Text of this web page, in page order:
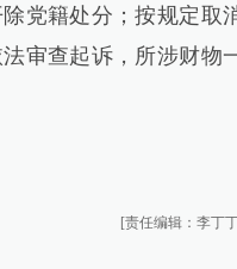
党籍处分；按规定取
审查起诉，所涉财物
[责任编辑：李丁